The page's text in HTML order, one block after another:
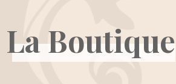
La Boutique